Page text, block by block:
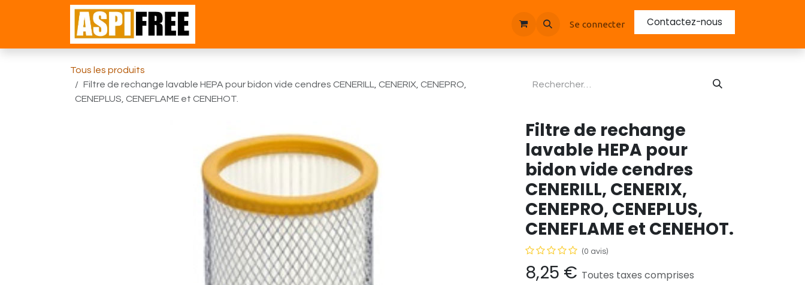
Se rendre au contenu
Se connecter Contactez-nous
Tous les produits
Filtre de rechange lavable HEPA pour bidon vide cendres CENERILL, CENERIX, CENEPRO,
CENEPLUS, CENEFLAME et CENEHOT.
Filtre de rechange
lavable HEPA pour
bidon vide cendres
CENERILL, CENERIX,
CENEPRO, CENEPLUS,
CENEFLAME et CENEHOT.
(0 avis)
8,25 € Toutes taxes comprises